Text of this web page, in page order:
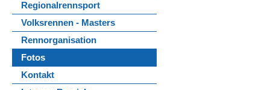
Regionalrennsport
Volksrennen - Masters
Rennorganisation
Fotos
Kontakt